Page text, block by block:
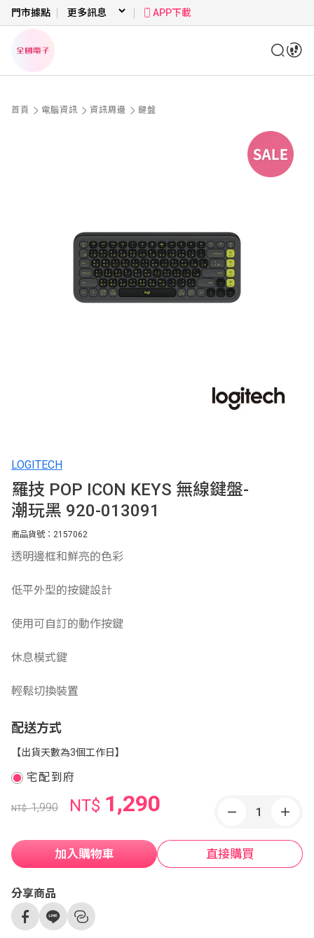
門市據點 APP下載
首頁 電腦資訊 資訊周邊 鍵盤
LOGITECH
羅技 POP ICON KEYS 無線鍵盤-
潮玩黑 920-013091
商品貨號：2157062
透明邊框和鮮亮的色彩
低平外型的按鍵設計
使用可自訂的動作按鍵
休息模式鍵
輕鬆切換裝置
配送方式
【出貨天數為3個工作日】
宅配到府
NT$1,990 NT$ 1,290
加入購物車 直接購買
分享商品